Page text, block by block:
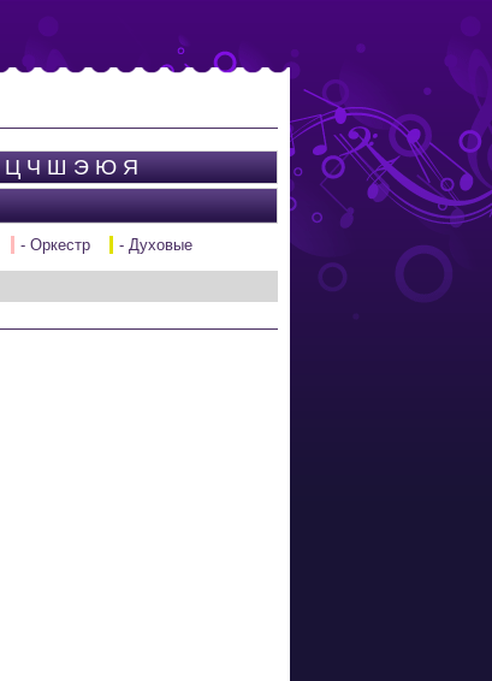
Ц Ч Ш Э Ю Я
- Оркестр - Духовые